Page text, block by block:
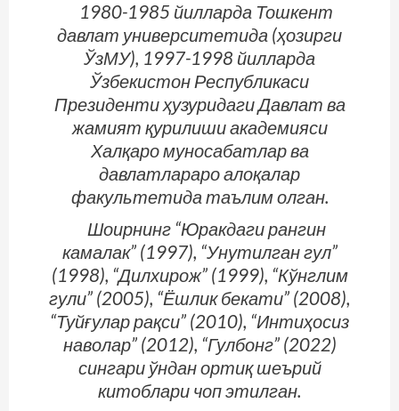
1980-1985 йилларда Тошкент
давлат университетида (ҳозирги
ЎзМУ), 1997-1998 йилларда
Ўзбекистон Республикаси
Президенти ҳузуридаги Давлат ва
жамият қурилиши академияси
Халқаро муносабатлар ва
давлатлараро алоқалар
факультетида таълим олган.
Шоирнинг “Юракдаги рангин
камалак” (1997), “Унутилган гул”
(1998), “Дилхирож” (1999), “Кўнглим
гули” (2005), “Ёшлик бекати” (2008),
“Туйғулар рақси” (2010), “Интиҳосиз
наволар” (2012), “Гулбонг” (2022)
сингари ўндан ортиқ шеърий
китоблари чоп этилган.